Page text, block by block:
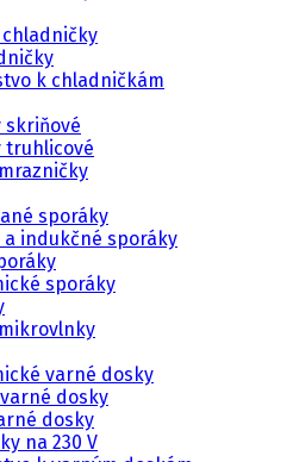
k chladničkám
skriňové
truhlicové
sporáky
a indukčné sporáky
sporáky
varné dosky
dosky
dosky
na 230 V